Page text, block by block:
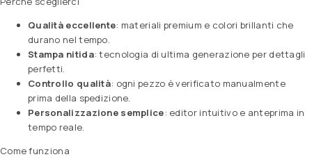
Qualità eccellente: materiali premium e colori brillanti che
durano nel tempo.
Stampa nitida: tecnologia di ultima generazione per dettagli
perfetti.
Controllo qualità: ogni pezzo è verificato manualmente
prima della spedizione.
Personalizzazione semplice: editor intuitivo e anteprima in
tempo reale.
Come funziona